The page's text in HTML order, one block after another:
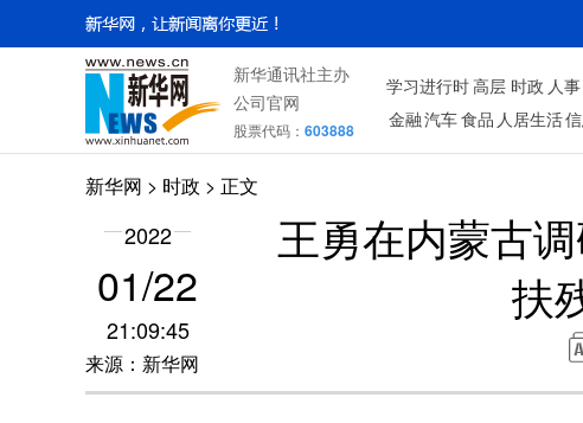
新华通讯社主办
公司官网
股票代码： 603888
学习进行时高层 时政 人事
金融汽车食品 人居生活
新华网 > 时政 > 正文
2022
01/22
21:09:45
来源：新华网
王勇在内蒙古
扶